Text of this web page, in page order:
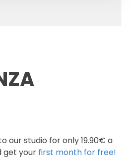
our studio for only 19.90€ a
get your first month for free!